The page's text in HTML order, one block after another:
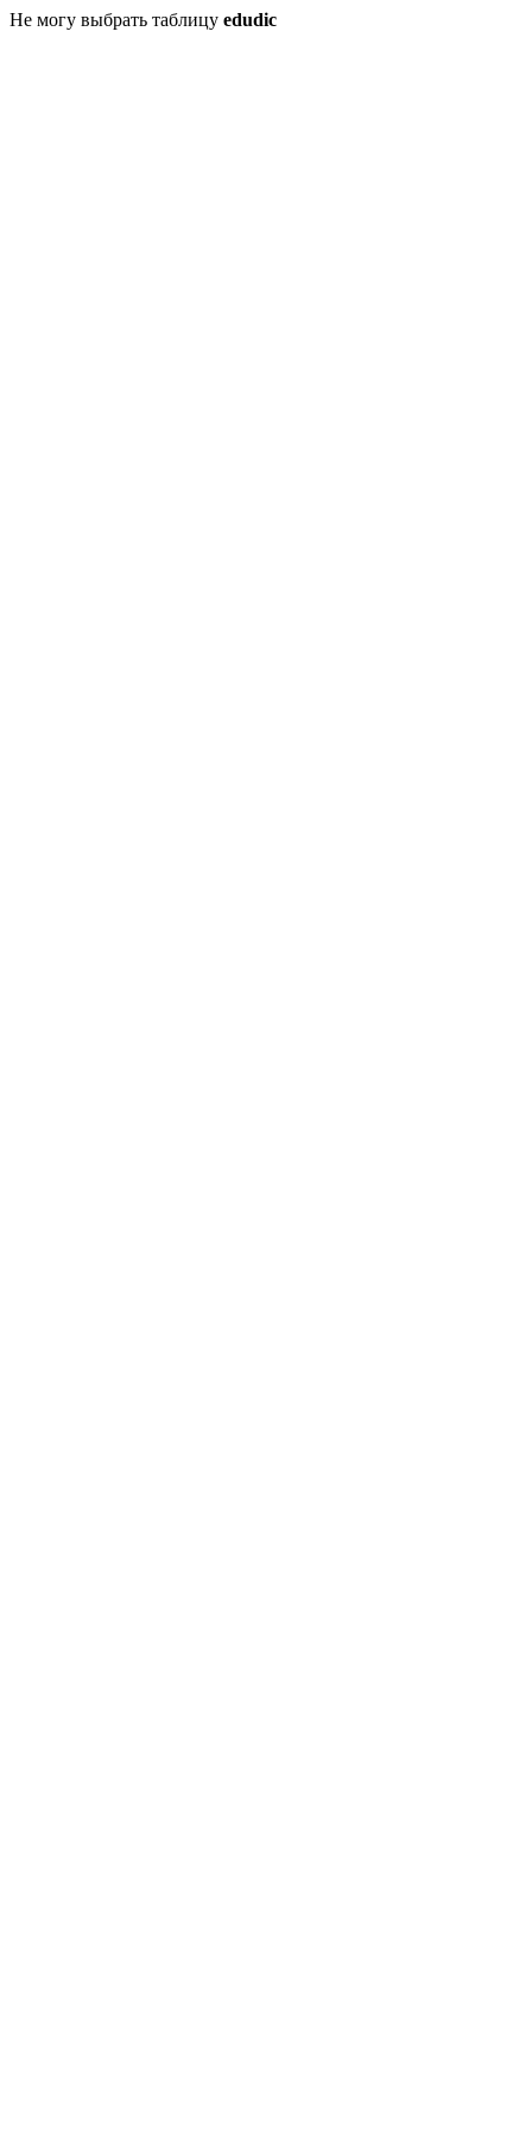
Не могу выбрать таблицу edudic